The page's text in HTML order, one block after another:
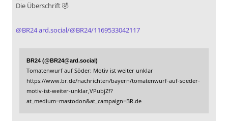
Die Überschrift 🤣
@BR24ard.social/@BR24/1169533042117
BR24 (@BR24@ard.social)
Tomatenwurf auf Söder: Motiv ist weiter unklar
https://www.br.de/nachrichten/bayern/tomatenwurf-auf-soeder-
motiv-ist-weiter-unklar,VPubjZf?
at_medium=mastodon&at_campaign=BR.de